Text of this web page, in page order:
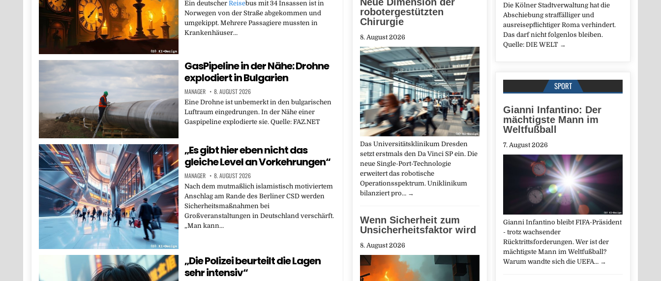
Ein deutscher Reisebus mit 34 Insassen ist in
Norwegen von der Straße abgekommen und
umgekippt. Mehrere Passagiere mussten in
Krankenhäuser…
GasPipeline in der Nähe: Drohne
explodiert in Bulgarien
MANAGER 8. AUGUST 2026
Eine Drohne ist unbemerkt in den bulgarischen
Luftraum eingedrungen. In der Nähe einer
Gaspipeline explodierte sie. Quelle: FAZ.NET
„Es gibt hier eben nicht das
gleiche Level an Vorkehrungen“
MANAGER 8. AUGUST 2026
Nach dem mutmaßlich islamistisch motiviertem
Anschlag am Rande des Berliner CSD werden
Sicherheitsmaßnahmen bei
Großveranstaltungen in Deutschland verschärft.
„Man kann…
„Die Polizei beurteilt die Lagen
sehr intensiv“
Die Kölner Stadtverwaltung hat die
Abschiebung straffälliger und
ausreisepflichtiger Roma verhindert.
Das darf nicht folgenlos bleiben.
Quelle: DIE WELT →
SPORT
Gianni Infantino: Der
mächtigste Mann im
Weltfußball
7. August 2026
Gianni Infantino bleibt FIFA-Präsident
- trotz wachsender
Rücktrittsforderungen. Wer ist der
mächtigste Mann im Weltfußball?
Warum wandte sich die UEFA… →
robotergestützten
Chirurgie
8. August 2026
Das Universitätsklinikum Dresden
setzt erstmals den Da Vinci SP ein. Die
neue Single-Port-Technologie
erweitert das robotische
Operationsspektrum. Uniklinikum
bilanziert pro… →
Wenn Sicherheit zum
Unsicherheitsfaktor wird
8. August 2026